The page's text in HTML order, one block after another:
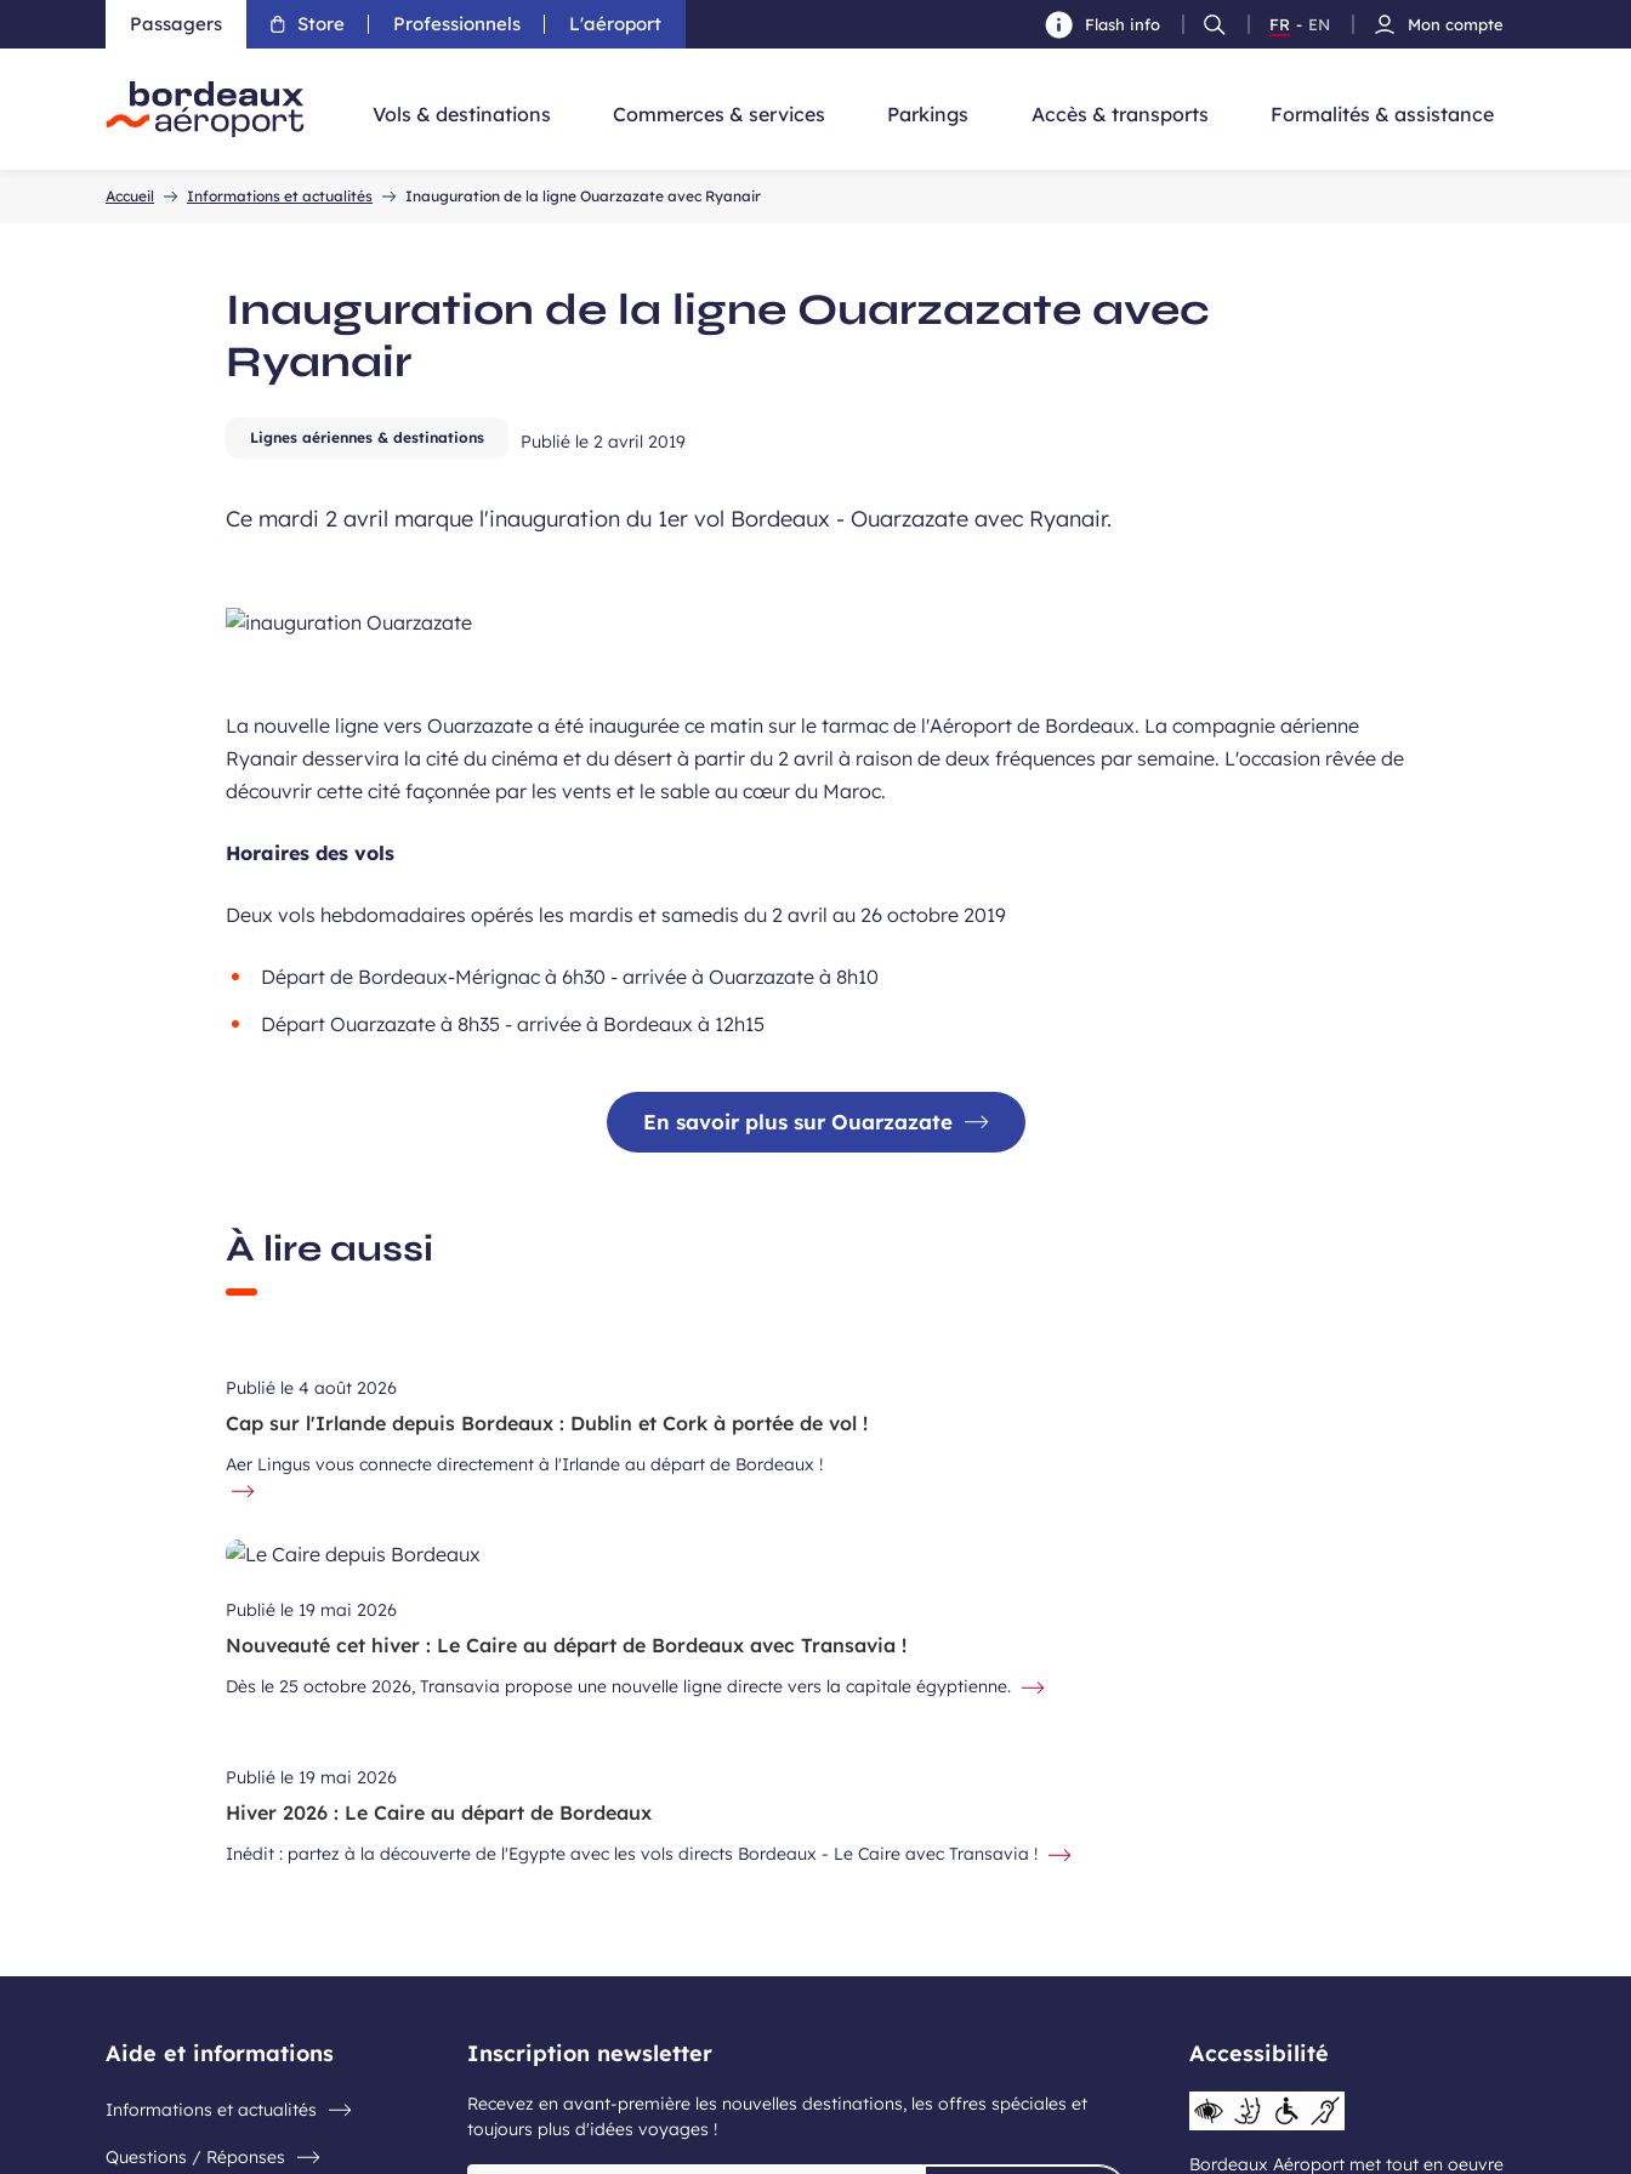
Aller au contenu principal - Aller à la navigation - Aller à la recherche
Passagers Store Professionnels L'aéroport Flash info
Ouvrir
la
FR
Version
- EN
Mon compte
Vols & destinations Commerces & services Parkings Accès & transports Formalités & assistance
Accueil Informations et actualités Inauguration de la ligne Ouarzazate avec Ryanair
Inauguration de la ligne Ouarzazate avec
Ryanair
Lignes aériennes & destinations Publié le2 avril 2019
Ce mardi 2 avril marque l'inauguration du 1er vol Bordeaux - Ouarzazate avec Ryanair.
La nouvelle ligne vers Ouarzazate a été inaugurée ce matin sur le tarmac de l'Aéroport de Bordeaux. La compagnie aérienne
Ryanair desservira la cité du cinéma et du désert à partir du 2 avril à raison de deux fréquences par semaine. L'occasion rêvée de
découvrir cette cité façonnée par les vents et le sable au cœur du Maroc.
Horaires des vols
Deux vols hebdomadaires opérés les mardis et samedis du 2 avril au 26 octobre 2019
Départ de Bordeaux-Mérignac à 6h30 - arrivée à Ouarzazate à 8h10
Départ Ouarzazate à 8h35 - arrivée à Bordeaux à 12h15
En savoir plus sur Ouarzazate
À lire aussi
Publié le4 août 2026
Cap sur l'Irlande depuis Bordeaux : Dublin et Cork à portée de vol !
Aer Lingus vous connecte directement à l'Irlande au départ de Bordeaux !
Publié le 19 mai 2026
Nouveauté cet hiver : Le Caire au départ de Bordeaux avec Transavia !
Dès le 25 octobre 2026, Transavia propose une nouvelle ligne directe vers la capitale égyptienne.
Publié le 19 mai 2026
Hiver 2026 : Le Caire au départ de Bordeaux
Inédit : partez à la découverte de l'Egypte avec les vols directs Bordeaux - Le Caire avec Transavia !
Aide et informations
Informations et actualités
Questions / Réponses
Inscription newsletter
Recevez en avant-première les nouvelles destinations, les offres spéciales et
toujours plus d'idées voyages !
Accessibilité
Bordeaux Aéroport met tout en oeuvre